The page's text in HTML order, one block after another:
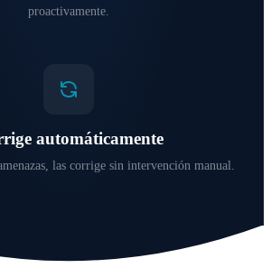
proactivamente.
automáticamente
las corrige sin intervención manual.